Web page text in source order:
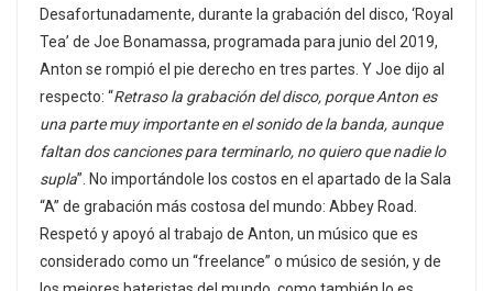
Desafortunadamente, durante la grabación del disco, ‘Royal
Tea’ de Joe Bonamassa, programada para junio del 2019,
Anton se rompió el pie derecho en tres partes. Y Joe dijo al
respecto: “Retraso la grabación del disco, porque Anton es
una parte muy importante en el sonido de la banda, aunque
faltan dos canciones para terminarlo, no quiero que nadie lo
supla”. No importándole los costos en el apartado de la Sala
“A” de grabación más costosa del mundo: Abbey Road.
Respetó y apoyó al trabajo de Anton, un músico que es
considerado como un “freelance” o músico de sesión, y de